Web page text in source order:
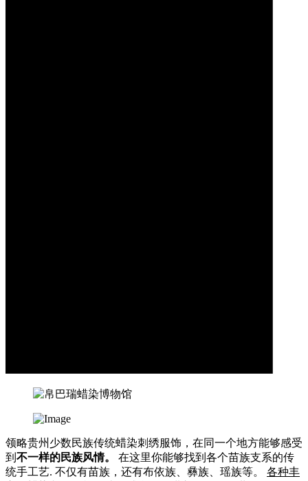
领略贵州少数民族传统蜡染刺绣服饰，在同一个地方能够感受
到 不一样的民族风情。
在这里你能够找到各个苗族支系的传
统手工艺. 不仅有苗族，还有布依族、彝族、瑶族等。 各种丰